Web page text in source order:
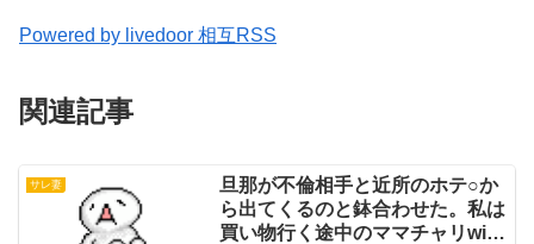
Powered by livedoor 相互RSS
関連記事
サレ妻
旦那が不倫相手と近所のホテ○か
ら出てくるのと鉢合わせた。私は
買い物行く途中のママチャリwith